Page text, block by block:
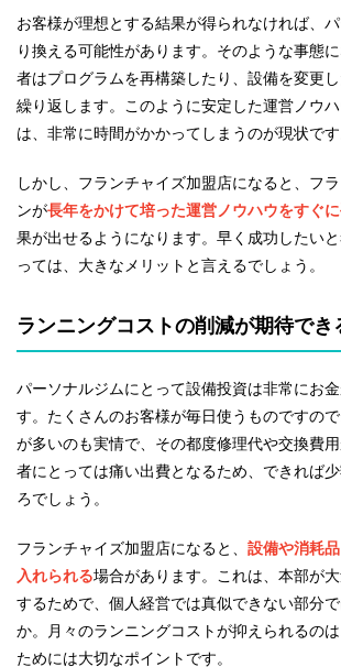
お客様が理想とする結果が得られなければ、
り換える可能性があります。そのような事態
者はプログラムを再構築したり、設備を変更
繰り返します。このように安定した運営ノウ
は、非常に時間がかかってしまうのが現状です
しかし、フランチャイズ加盟店になると、フ
ンが長年をかけて培った運営ノウハウをすぐ
果が出せるようになります。早く成功したい
っては、大きなメリットと言えるでしょう。
ランニングコストの削減が期待でき
パーソナルジムにとって設備投資は非常にお
す。たくさんのお客様が毎日使うものですの
が多いのも実情で、その都度修理代や交換費
者にとっては痛い出費となるため、できれば
ろでしょう。
フランチャイズ加盟店になると、 設備や消耗
入れられる場合があります。これは、本部が
するためで、個人経営では真似できない部分
か。月々のランニングコストが抑えられるの
ためには大切なポイントです。